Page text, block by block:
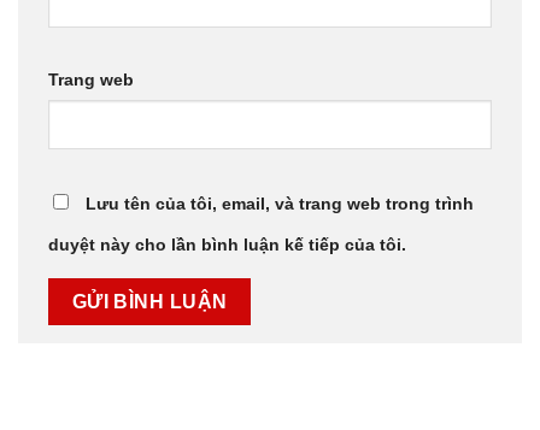
Trang web
Lưu tên của tôi, email, và trang web trong trình
duyệt này cho lần bình luận kế tiếp của tôi.